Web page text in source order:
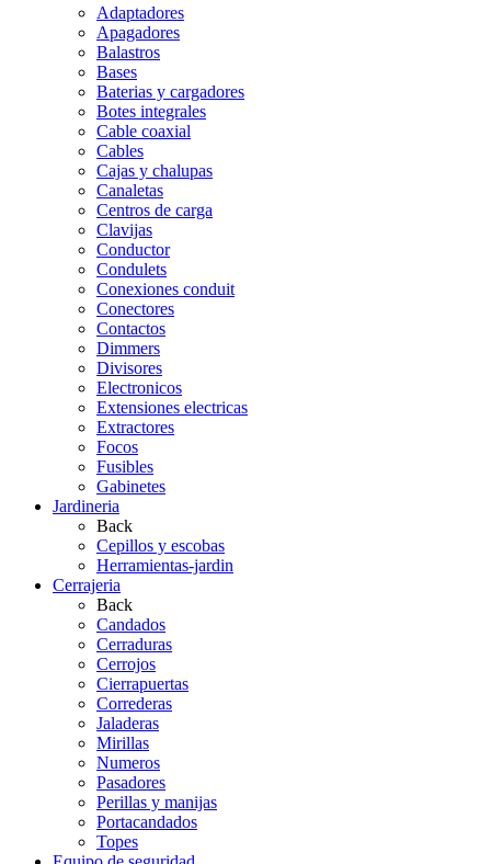
Adaptadores
Apagadores
Balastros
Bases
Baterias y cargadores
Botes integrales
Cable coaxial
Cables
Cajas y chalupas
Canaletas
Centros de carga
Clavijas
Conductor
Condulets
Conexiones conduit
Conectores
Contactos
Dimmers
Divisores
Electronicos
Extensiones electricas
Extractores
Focos
Fusibles
Gabinetes
Jardineria
Back
Cepillos y escobas
Herramientas-jardin
Cerrajeria
Back
Candados
Cerraduras
Cerrojos
Cierrapuertas
Correderas
Jaladeras
Mirillas
Numeros
Pasadores
Perillas y manijas
Portacandados
Topes